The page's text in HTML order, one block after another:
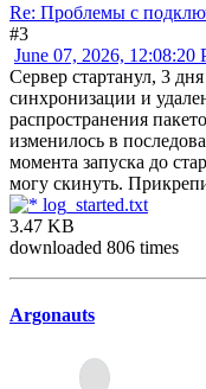
Re: Проблемы с
#3
June 07, 2026, 12:08:20
Сервер стартанул, 3
синхронизации и
распространения
изменилось в
момента запуска до
могу скинуть.
log_started.txt
3.47 KB
downloaded 806 times
Argonauts